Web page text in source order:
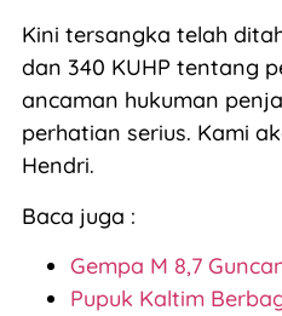
Kini tersangka telah
dan 340 KUHP tentang
ancaman hukuman
perhatian serius. Kami
Hendri.
Baca juga :
Gempa M 8,7
Pupuk Kaltim